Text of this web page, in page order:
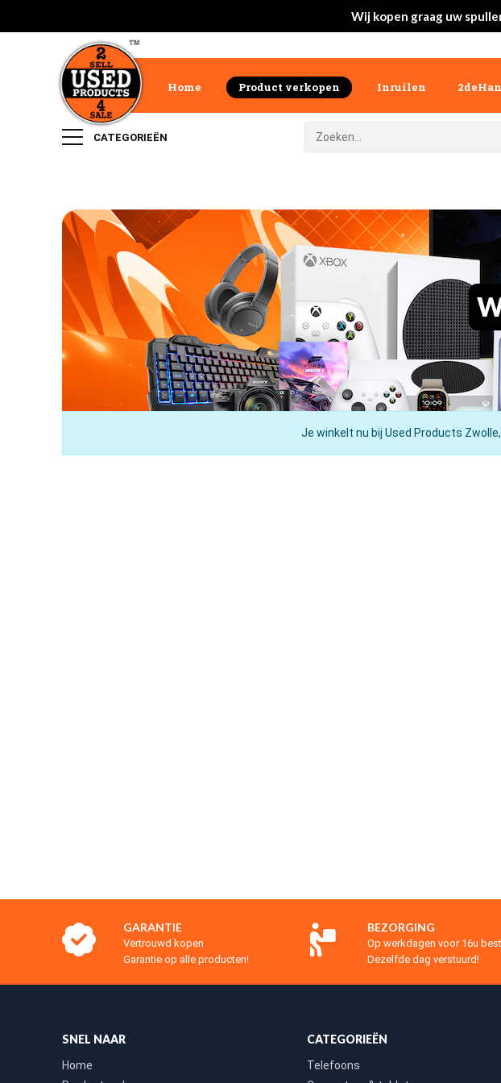
Wij kopen graag uw
Home Product verkopen Inruilen
CATEGORIEËN
Je winkelt nu bij Used Products
GARANTIE
Vertrouwd kopen
Garantie op alle producten!
BEZORGING
Op werkdagen voor 16u
Dezelfde dag verstuurd!
SNEL NAAR
Home
CATEGORIEËN
Telefoons